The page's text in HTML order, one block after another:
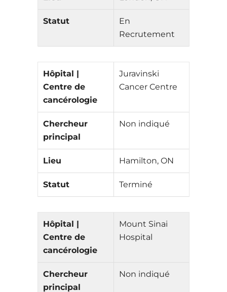
Statut
En
Recrutement
Hôpital |
Centre de
cancérologie
Juravinski
Cancer Centre
Chercheur
principal
Non indiqué
Lieu Hamilton, ON
Statut Terminé
Hôpital |
Centre de
cancérologie
Mount Sinai
Hospital
Chercheur
principal
Non indiqué